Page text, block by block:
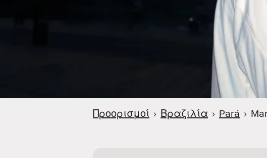
Προορισμοί › Βραζιλία › Pará ›